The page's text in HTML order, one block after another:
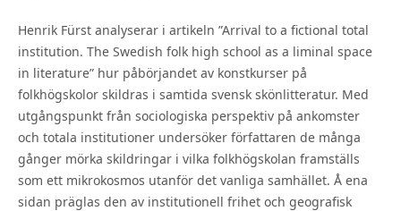
Henrik Fürst analyserar i artikeln ”Arrival to a fictional total
institution. The Swedish folk high school as a liminal space
in literature” hur påbörjandet av konstkurser på
folkhögskolor skildras i samtida svensk skönlitteratur. Med
utgångspunkt från sociologiska perspektiv på ankomster
och totala institutioner undersöker författaren de många
gånger mörka skildringar i vilka folkhögskolan framställs
som ett mikrokosmos utanför det vanliga samhället. Å ena
sidan präglas den av institutionell frihet och geografisk